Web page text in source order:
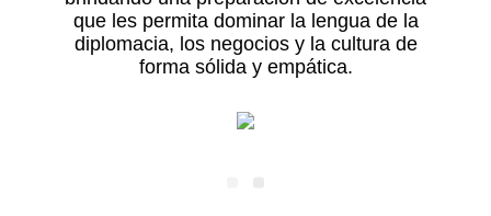
que les permita dominar la lengua de la
diplomacia, los negocios y la cultura de
forma sólida y empática.